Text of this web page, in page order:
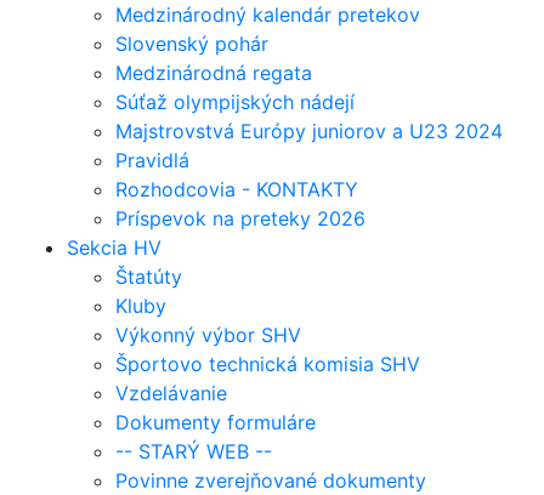
Medzinárodný kalendár pretekov
Slovenský pohár
Medzinárodná regata
Súťaž olympijských nádejí
Majstrovstvá Európy juniorov a U23 2024
Pravidlá
Rozhodcovia - KONTAKTY
Príspevok na preteky 2026
Sekcia HV
Štatúty
Kluby
Výkonný výbor SHV
Športovo technická komisia SHV
Vzdelávanie
Dokumenty formuláre
-- STARÝ WEB --
Povinne zverejňované dokumenty